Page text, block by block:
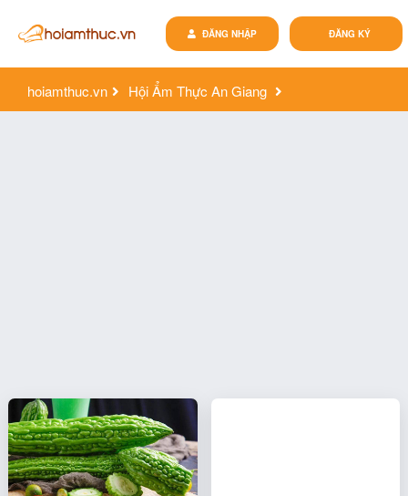
ĐĂNG KÝ
ĐĂNG NHẬP
hoiamthuc.vn Hội Ẩm Thực An Giang